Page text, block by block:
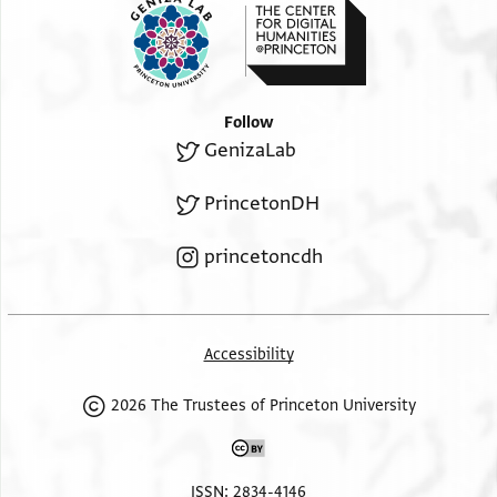
כל הבא לשם בן מות הוא ונצעק ליי אהינו וישמע נאקת
ויחן אותנו ויוציאנו בכבוד מתוך שלשלאות וכבלים והודינו
תפסנו ומי יעיין בדינו [
[ ]קה ואשמע מ[
Follow
GenizaLab
PrincetonDH
princetoncdh
Accessibility
2026 The Trustees of Princeton University
ISSN: 2834-4146